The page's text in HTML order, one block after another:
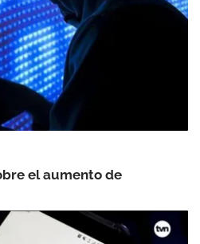
el aumento de